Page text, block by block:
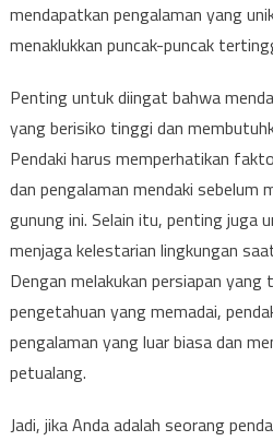
mendapatkan pengalaman yang
menaklukkan puncak-puncak
Penting untuk diingat bahwa
yang berisiko tinggi dan
Pendaki harus memperhatikan
dan pengalaman mendaki sebelum
gunung ini. Selain itu, penting juga
menjaga kelestarian lingkungan
Dengan melakukan persiapan yang
pengetahuan yang memadai,
pengalaman yang luar biasa dan
petualang.
Jadi, jika Anda adalah seorang